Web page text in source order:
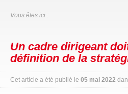
Vous êtes ici :
Un cadre dirigeant
définition de la
Cet article a été publié le 05 mai 2022